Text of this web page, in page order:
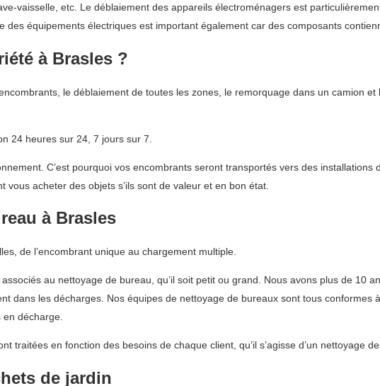
vaisselle, etc. Le déblaiement des appareils électroménagers est
des équipements électriques est important également car des composants
à Brasles ?
le déblaiement de toutes les zones, le remorquage dans un camion
24 heures sur 24, 7 jours sur 7.
C’est pourquoi vos encombrants seront transportés vers des
acheter des objets s’ils sont de valeur et en bon état.
à Brasles
de l’encombrant unique au chargement multiple.
au nettoyage de bureau, qu’il soit petit ou grand. Nous avons plus de 10
dans les décharges. Nos équipes de nettoyage de bureaux sont tous
en décharge.
traitées en fonction des besoins de chaque client, qu’il s’agisse d’un nettoyage
de jardin